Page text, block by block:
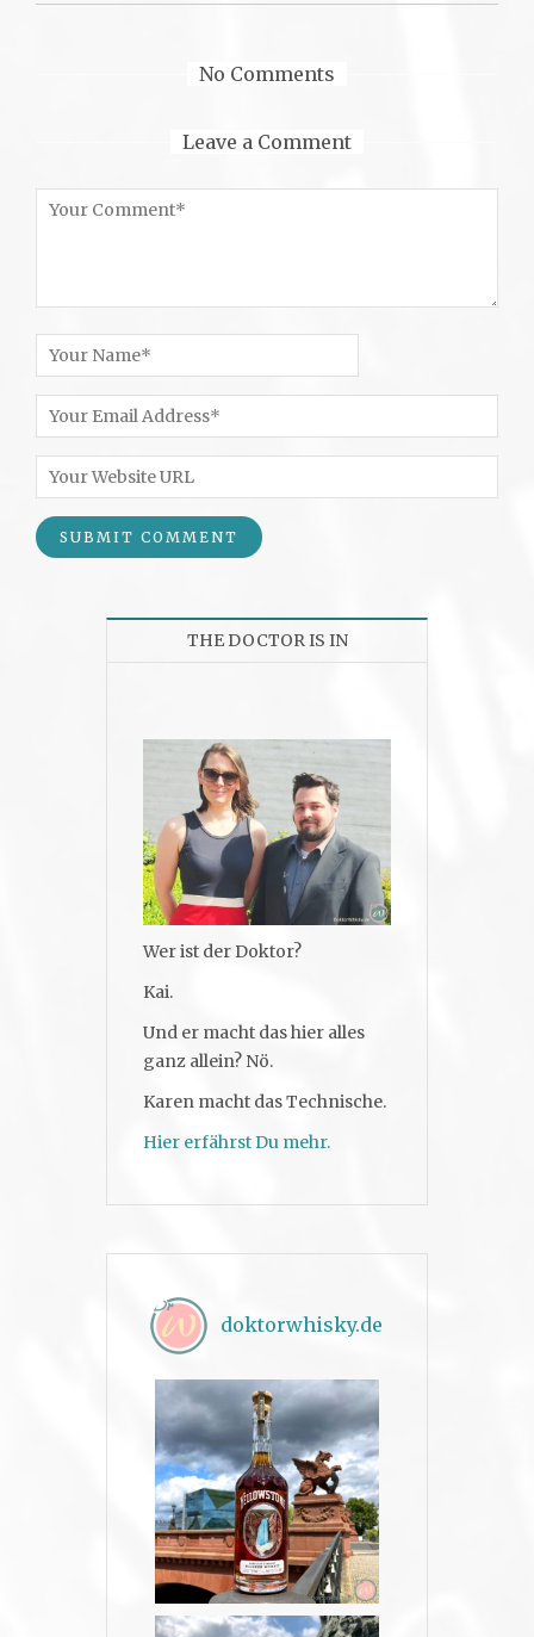
No Comments
Leave a Comment
THE DOCTOR IS IN
Wer ist der Doktor?
Kai.
Und er macht das hier alles
ganz allein? Nö.
Karen macht das Technische.
Hier erfährst Du mehr.
doktorwhisky.de